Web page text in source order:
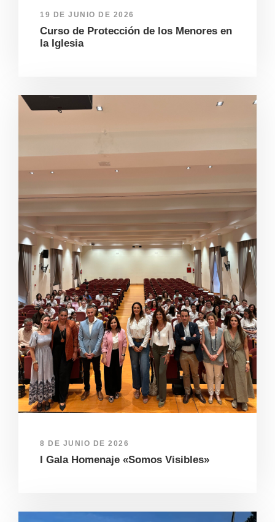
19 DE JUNIO DE 2026
Curso de Protección de los Menores en
la Iglesia
8 DE JUNIO DE 2026
I Gala Homenaje «Somos Visibles»